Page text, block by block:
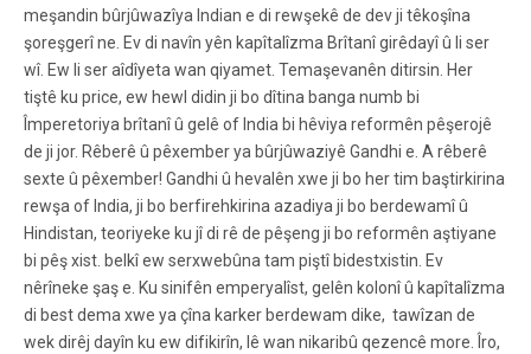
meşandin bûrjûwazîya Indian e di rewşekê de dev ji têkoşîna
şoreşgerî ne. Ev di navîn yên kapîtalîzma Brîtanî girêdayî û li ser
wî. Ew li ser aîdîyeta wan qiyamet. Temaşevanên ditirsin. Her
tiştê ku price, ew hewl didin ji bo dîtina banga numb bi
Împeretoriya brîtanî û gelê of India bi hêviya reformên pêşerojê
de ji jor. Rêberê û pêxember ya bûrjûwaziyê Gandhi e. A rêberê
sexte û pêxember! Gandhi û hevalên xwe ji bo her tim baştirkirina
rewşa of India, ji bo berfirehkirina azadiya ji bo berdewamî û
Hindistan, teoriyeke ku jî di rê de pêşeng ji bo reformên aştiyane
bi pêş xist. belkî ew serxwebûna tam piştî bidestxistin. Ev
nêrîneke şaş e. Ku sinifên emperyalîst, gelên kolonî û kapîtalîzma
di best dema xwe ya çîna karker berdewam dike, tawîzan de
wek dirêj dayîn ku ew difikirîn, lê wan nikaribû qezencê more. Îro,